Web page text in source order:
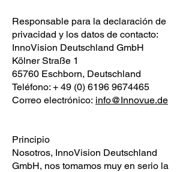
Responsable para la declaración de
privacidad y los datos de contacto:
InnoVision Deutschland GmbH
Kölner Straße 1
65760 Eschborn, Deutschland
Teléfono: + 49 (0) 6196 9674465
Correo electrónico: info@Innovue.de
Principio
Nosotros, InnoVision Deutschland
GmbH, nos tomamos muy en serio la